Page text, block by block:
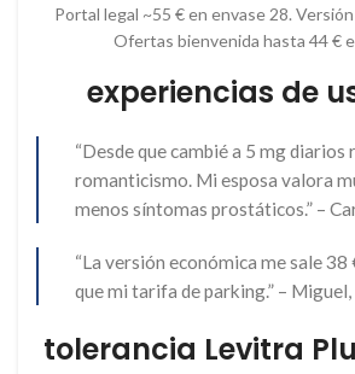
Portal legal ~55 € en envase 28.
Ofertas bienvenida hasta 44 €
experiencias de
“Desde que cambié a 5 mg diarios
romanticismo. Mi esposa valora
menos síntomas prostáticos.” –
“La versión económica me sale 38
que mi tarifa de parking.” – Miguel,
tolerancia Levitra